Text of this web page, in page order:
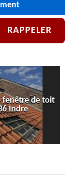
fenêtre de toit
Indre